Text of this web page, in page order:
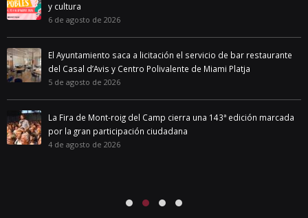
y cultura
6 de agosto de 2026
El Ayuntamiento saca a licitación el servicio de bar restaurante
del Casal d’Avis y Centro Polivalente de Miami Platja
5 de agosto de 2026
La Fira de Mont-roig del Camp cierra una 143ª edición marcada
por la gran participación ciudadana
4 de agosto de 2026